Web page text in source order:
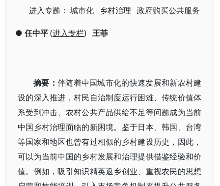
进入专题：城市化 乡村治理 政府购买公共服务
● 任中平(进入专栏) 王菲
摘要： 伴随着中国城市化的快速发展和新农村建
设的深入推进，村民自治制度运行困难、传统价值体
系受到冲击、农村公共产品供给不足等问题成为当前
中国乡村治理面临的新困境。鉴于日本、韩国、台湾
等国家和地区也曾有过相似的乡村建设历史，因此，
可以为当前中国的乡村发展和治理提供借鉴经验和价
值。例如，吸引知识精英返乡创业、重视农民的思想